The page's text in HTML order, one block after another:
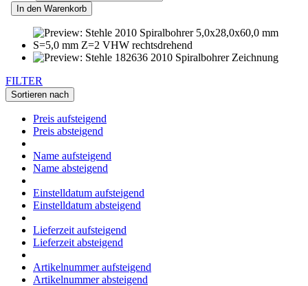
In den Warenkorb
FILTER
Sortieren nach
Preis aufsteigend
Preis absteigend
Name aufsteigend
Name absteigend
Einstelldatum aufsteigend
Einstelldatum absteigend
Lieferzeit aufsteigend
Lieferzeit absteigend
Artikelnummer aufsteigend
Artikelnummer absteigend